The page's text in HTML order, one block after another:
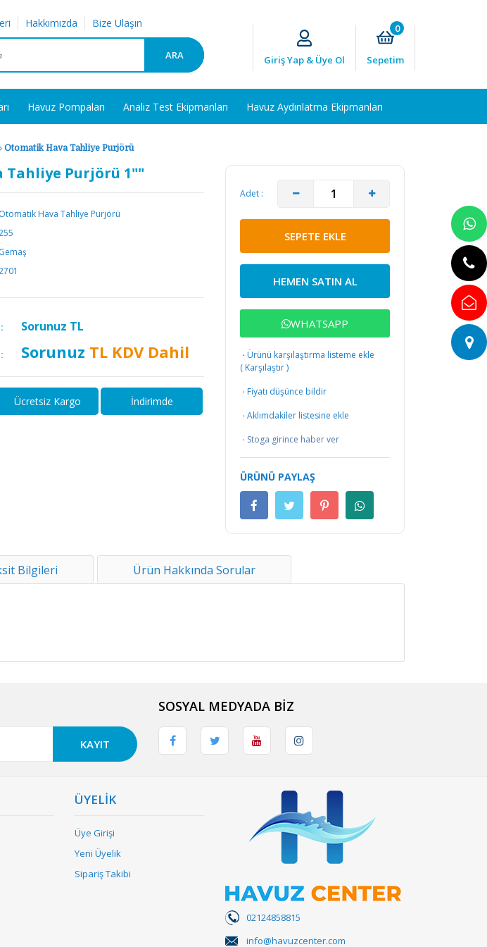
Hakkımızda Bize Ulaşın
ARA Giriş Yap & Üye Ol
0
Sepetim
Havuz Pompaları Analiz Test Ekipmanları Havuz Aydınlatma Ekipmanları
Otomatik Hava Tahliye Purjörü
Tahliye Purjörü 1""
Otomatik Hava Tahliye Purjörü
Gemaş
Sorunuz TL
Sorunuz TL KDV Dahil
Ücretsiz Kargo İndirimde
Adet :
SEPETE EKLE
HEMEN SATIN AL
WHATSAPP
· Ürünü karşılaştırma listeme ekle
( Karşılaştır)
· Fiyatı düşünce bildir
· Aklımdakiler listesine ekle
· Stoga girince haber ver
ÜRÜNÜ PAYLAŞ
Bilgileri Ürün Hakkında Sorular
KAYIT
SOSYAL MEDYADA BİZ
ÜYELİK
Üye Girişi
Yeni Üyelik
Sipariş Takibi
02124858815
info@havuzcenter.com